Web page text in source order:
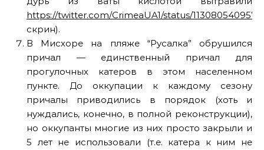
https://twitter.com/CrimeaUA1/status/
скрин).
В Мисхоре на пляже “Русалка” обрушился
причал — единственный причал для
прогулочных катеров в этом населенном
пункте. До оккупации к каждому сезону
причалы приводились в порядок (хоть и
нуждались, конечно, в полной реконструкции),
но оккупанты многие из них просто закрыли и
5 лет не использовали (т.е. катера к ним не